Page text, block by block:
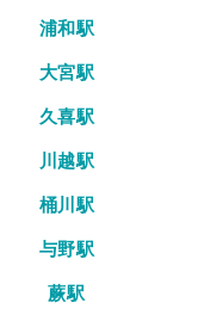
浦和駅
大宮駅
久喜駅
川越駅
桶川駅
与野駅
蕨駅